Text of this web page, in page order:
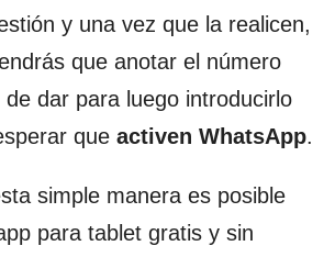
y una vez que la realicen,
que anotar el número
dar para luego introducirlo
que activen WhatsApp.
simple manera es posible
para tablet gratis y sin